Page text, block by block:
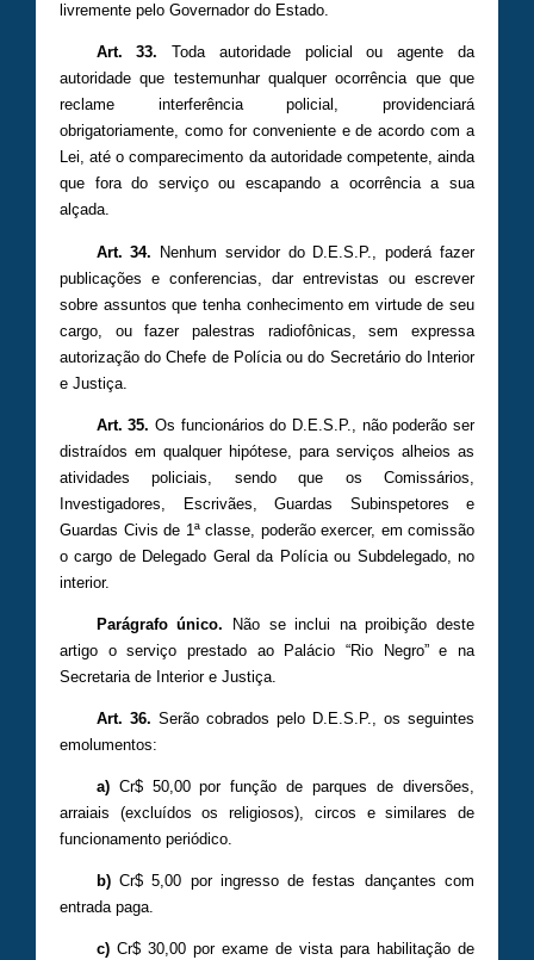
livremente pelo Governador do Estado.
Art. 33. Toda autoridade policial ou agente da
autoridade que testemunhar qualquer ocorrência que que
reclame interferência policial, providenciará
obrigatoriamente, como for conveniente e de acordo com a
Lei, até o comparecimento da autoridade competente, ainda
que fora do serviço ou escapando a ocorrência a sua
alçada.
Art. 34. Nenhum servidor do D.E.S.P., poderá fazer
publicações e conferencias, dar entrevistas ou escrever
sobre assuntos que tenha conhecimento em virtude de seu
cargo, ou fazer palestras radiofônicas, sem expressa
autorização do Chefe de Polícia ou do Secretário do Interior
e Justiça.
Art. 35. Os funcionários do D.E.S.P., não poderão ser
distraídos em qualquer hipótese, para serviços alheios as
atividades policiais, sendo que os Comissários,
Investigadores, Escrivães, Guardas Subinspetores e
Guardas Civis de 1ª classe, poderão exercer, em comissão
o cargo de Delegado Geral da Polícia ou Subdelegado, no
interior.
Parágrafo único. Não se inclui na proibição deste
artigo o serviço prestado ao Palácio “Rio Negro” e na
Secretaria de Interior e Justiça.
Art. 36. Serão cobrados pelo D.E.S.P., os seguintes
emolumentos:
a)Cr$ 50,00 por função de parques de diversões,
arraiais (excluídos os religiosos), circos e similares de
funcionamento periódico.
b)Cr$ 5,00 por ingresso de festas dançantes com
entrada paga.
c)Cr$ 30,00 por exame de vista para habilitação de